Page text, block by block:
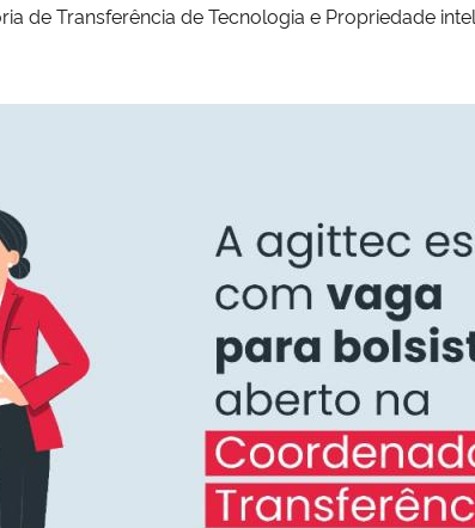
de Transferência de Tecnologia e Propriedade